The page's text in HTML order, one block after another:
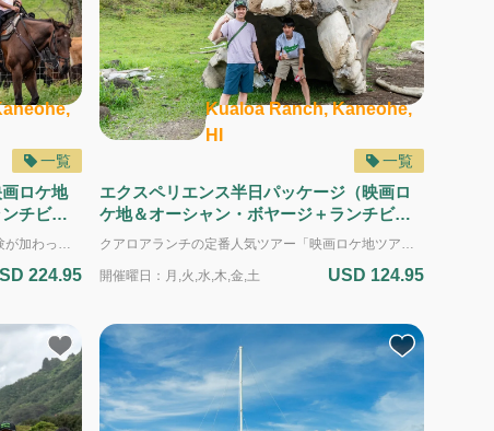
一覧
ロケ地
チビュ
クアロアランチの人気ツアーに、乗馬体験が加わった、自然を満喫できるパッケージプラン。 このパッケージでは、クアロアの雄大な自然の中を馬に乗って散策する乗馬ツアー（約1時間）、映画の名シーンを巡る「映画ロケ地ツアー」、そしてカタマラン船で美しいカネオヘ湾をクルーズする「オーシャンボヤージ」の3つの体験を楽しめます。 通常は約2時間の乗馬ツアーを、パッケージ向けに参加しやすい1時間のショートバージョンでご案内。時間は短くても、緑あふれる景色の中での乗馬は、クアロアならではの特別な体験です。初めての方でも安心してご参加いただけます。 さらに、ツアーの合間には、クアロア産の食材を取り入れたランチビュッフェ付き。 映画、海、自然、そして乗馬——クアロアランチの魅力をバランスよく楽しめる、内容充実のパッケージです。 初めてクアロアランチを訪れる方はもちろん、自然の中での乗馬体験を楽しみたい方にもおすすめです。 このパッケージに含まれるツアー ・乗馬ツアー（約1時間） ・クアロアを代表する「映画ロケ地ツアー」（約1.5時間） ・カタマラン船で美しいカネオヘ湾をクルーズする「オーシャンボヤージ」（約1.5時間） ※上記3つの体験に加え、クアロア産食材を取り入れたランチビュッフェ付き 所要時間 約6時間 （チェックイン 8:35 ／ 終了 15:00頃） 予約のポイント ・非常に人気のため、2～3週間前までのご予約がおすすめです ・少人数制ツアーのため、グループで参加される場合は全員同じ予約でお申し込みください ＜乗馬ツアーに参加の前にお読みください＞ クアロアランチの乗馬ツアーは、参加する際の服装や持ち物にいくつかの注意事項がありますので、ご参加の前にお読みいただき、ご準備をお願いします。 https://www.kualoa.jp/article/horseback-precautions-jp
224.95
Kualoa Ranch, Kaneohe,
HI
一覧
エクスペリエンス半日パッケージ（映画ロ
ケ地＆オーシャン・ボヤージ＋ランチビュ
ッフェ付き）
クアロアランチの定番人気ツアー「映画ロケ地ツアー」と、カネオヘ湾を巡る「オーシャンボヤージ」を組み合わせた、半日で楽しめるお得なパッケージプランです。 このパッケージに含まれるツアー ・クアロアを代表する「映画ロケ地ツアー」（約1.5時間） ・カタマラン船で美しいカネオヘ湾をクルーズする「オーシャンボヤージ」（約1.5時間） 上記2つのツアーに加え、クアロア産の食材を取り入れたランチビュッフェ付き。 それぞれ単体でも人気のツアーを、セットでお得に体験できます。 渓谷の雄大な自然や映画の世界を楽しんだ後は、穏やかな海の上でのクルーズへ。 陸と海、両方の魅力をバランスよく満喫できる内容で、初めてクアロアランチを訪れる方はもちろん、リピーターの方にもおすすめです。 所要時間が比較的短いため、体力に自信のない方や、軽めの観光を楽しみたい方にもぴったりです。 所要時間 約4時間 （チェックイン 9:45 ／ 終了 14:30頃） 予約のポイント ・非常に人気のため、2～3週間前までのご予約がおすすめです ・少人数制ツアーのため、グループで参加される場合は全員同じ予約でお申し込みください 大地と海、クアロアならではの魅力を気軽に楽しめる、充実の半日プランをぜひご体験ください。
開催曜日：月,火,水,木,金,土 USD 124.95